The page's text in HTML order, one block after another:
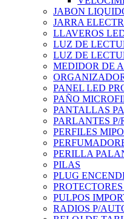
JABON
JARRA
LLAVEROS
LUZ DE
LUZ DE
MEDIDOR DE
PANEL LED
PAÑO
PANTALLAS
PARLANTES P/
PERFILES
PERILLA
PILAS
PLUG
PULPOS
RADIOS P/